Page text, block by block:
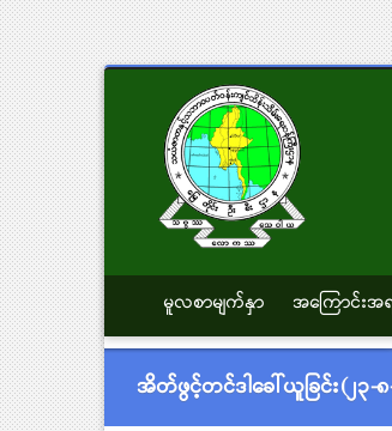
မူလစာမျက်နှာ အကြောင်းအ
အိတ်ဖွင့်တင်ဒါခေါ်ယူခြင်း(၂၃-